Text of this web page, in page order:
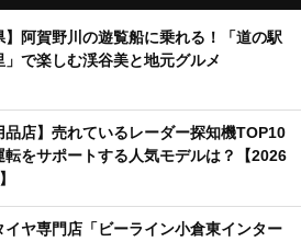
】阿賀野川の遊覧船に乗れる！「道の駅
」で楽しむ渓谷美と地元グルメ
品店】売れているレーダー探知機TOP10
転をサポートする人気モデルは？【2026
イヤ専門店「ビーライン小倉東インター